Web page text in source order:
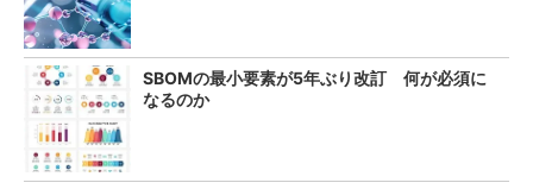
SBOMの最小要素が5年ぶり改訂 何が必須に
なるのか